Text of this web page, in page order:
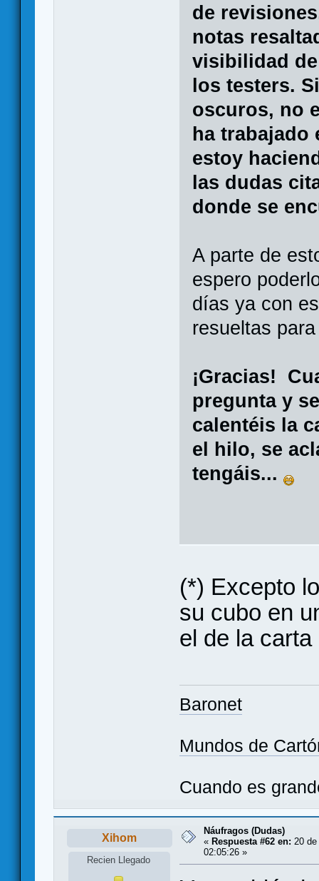
de
notas
visibilidad
los testers.
oscuros, no
ha trabajado
estoy
las dudas
donde se
A parte de
espero
días ya con
resueltas
¡Gracias!
pregunta y
calentéis la
el hilo, se
tengáis...
(*) Excepto
su cubo en
el de la
Baronet
Mundos de
Cuando es
Xihom
Recien Llegado
Náufragos (Dudas)
« Respuesta #62 en: 20
02:05:26 »